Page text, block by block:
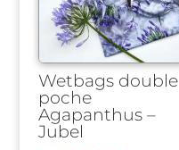
Wetbags double
poche
Agapanthus –
Jubel